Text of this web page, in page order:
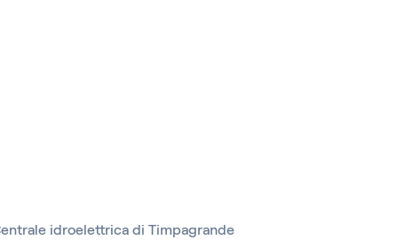
idroelettrica di Timpagrande